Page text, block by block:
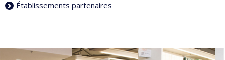
Établissements partenaires